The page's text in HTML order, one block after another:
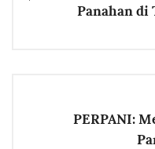
Panahan di
PERPANI: